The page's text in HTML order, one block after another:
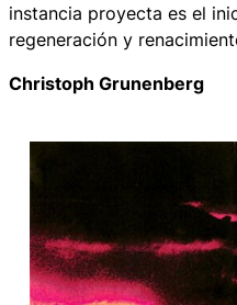
instancia proyecta es el
regeneración y
Christoph Grunenberg